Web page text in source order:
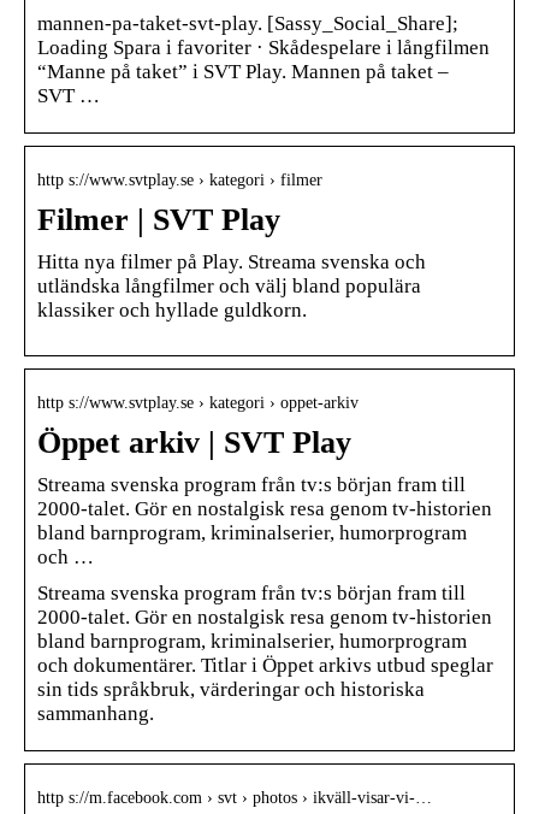
mannen-pa-taket-svt-play. [Sassy_Social_Share];
Loading Spara i favoriter · Skådespelare i långfilmen
“Manne på taket” i SVT Play. Mannen på taket –
SVT …
http s://www.svtplay.se › kategori › filmer
Filmer | SVT Play
Hitta nya filmer på Play. Streama svenska och
utländska långfilmer och välj bland populära
klassiker och hyllade guldkorn.
http s://www.svtplay.se › kategori › oppet-arkiv
Öppet arkiv | SVT Play
Streama svenska program från tv:s början fram till
2000-talet. Gör en nostalgisk resa genom tv-historien
bland barnprogram, kriminalserier, humorprogram
och …
Streama svenska program från tv:s början fram till
2000-talet. Gör en nostalgisk resa genom tv-historien
bland barnprogram, kriminalserier, humorprogram
och dokumentärer. Titlar i Öppet arkivs utbud speglar
sin tids språkbruk, värderingar och historiska
sammanhang.
http s://m.facebook.com › svt › photos › ikväll-visar-vi-…